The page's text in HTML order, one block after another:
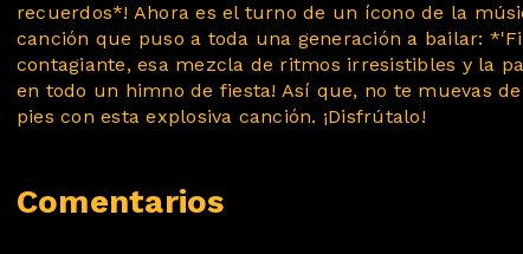
recuerdos*! Ahora es el turno de un ícono de la
canción que puso a toda una generación a bailar:
contagiante, esa mezcla de ritmos irresistibles y la
en todo un himno de fiesta! Así que, no te muevas
pies con esta explosiva canción. ¡Disfrútalo!
Comentarios